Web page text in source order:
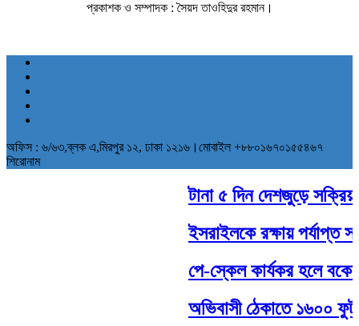
প্রকাশক ও সম্পাদক : সৈয়দ তাওহিদুর রহমান।
অফিস : ৬/৬৩,ব্লক এ,মিরপুর ১২, ঢাকা ১২১৬।মোবাইল +৮৮০১৬৭০১৫৫৪৬৭
শিরোনাম
টানা ৫ দিন দেশজুড়ে সক্রিয়
ইসরাইলকে রক্ষায় পর্যাপ্ত
পে-স্কেল কার্যকর হলে বকেয়া
অভিবাসী ঠেকাতে ১৬০০ ফুট